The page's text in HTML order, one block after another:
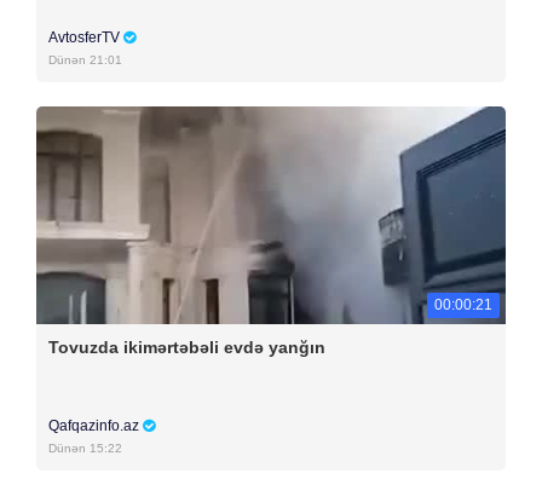
AvtosferTV
Dünən 21:01
00:00:21
Tovuzda ikimərtəbəli evdə yanğın
Qafqazinfo.az
Dünən 15:22